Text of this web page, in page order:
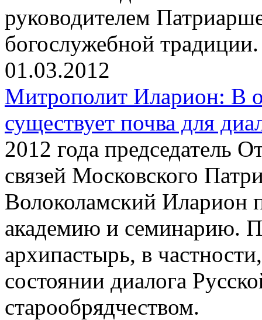
руководителем
богослужебной традиции.
01.03.2012
Митрополит Иларион: В
существует почва для
2012 года председатель
связей Московского
Волоколамский Иларион
академию и семинарию.
архипастырь, в
состоянии диалога
старообрядчеством.